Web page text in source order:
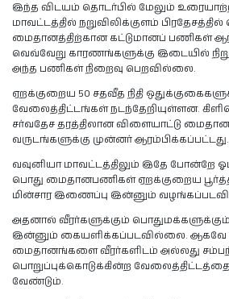
இந்த விடயம் தொடர்பில் மேலும்
மாவட்டத்தில் நறுவிலிக்குளம்
மைதானத்திற்கான கட்டுமானப் பணிகள்
வெவ்வேறு காரணங்களுக்கு இடையில்
அந்த பணிகள் நிறைவு பெறவில்லை.
ஏறக்குறைய 50 சதவீத நிதி
வேலைத்திட்டங்கள் நடந்தேறியுள்ளன.
சர்வதேச தரத்திலான விளையாட்டு
வருடங்களுக்கு முன்னர் ஆரம்பிக்கப்பட்டது.
வவுனியா மாவட்டத்திலும் இதே போன்றே
பொது மைதானபணிகள் ஏறக்குறைய
மின்சார இணைப்பு இன்னும்
அதனால் வீரர்களுக்கும்
இன்னும் கையளிக்கப்படவில்லை. ஆகவே
மைதானங்களை வீரர்களிடம் அல்லது
பொறுப்புக்கொடுக்கின்ற
வேண்டும்.